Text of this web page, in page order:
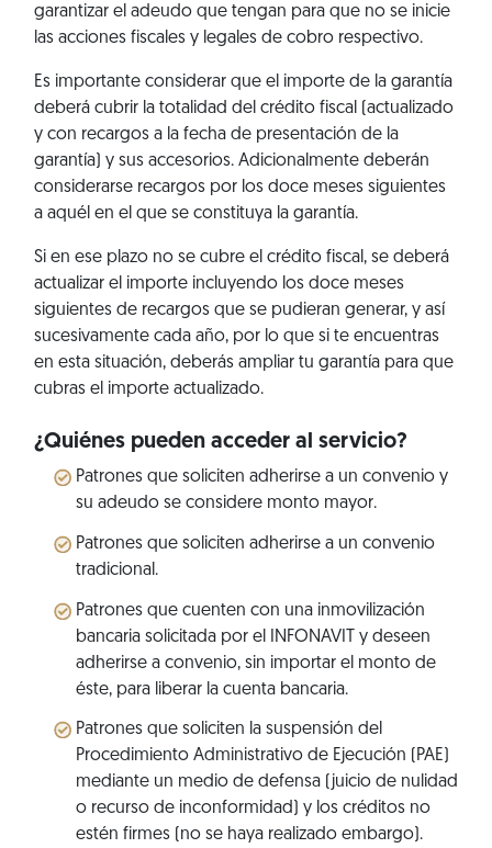
garantizar el adeudo que tengan para que no se inicie
las acciones fiscales y legales de cobro respectivo.
Es importante considerar que el importe de la garantía
deberá cubrir la totalidad del crédito fiscal (actualizado
y con recargos a la fecha de presentación de la
garantía) y sus accesorios. Adicionalmente deberán
considerarse recargos por los doce meses siguientes
a aquél en el que se constituya la garantía.
Si en ese plazo no se cubre el crédito fiscal, se deberá
actualizar el importe incluyendo los doce meses
siguientes de recargos que se pudieran generar, y así
sucesivamente cada año, por lo que si te encuentras
en esta situación, deberás ampliar tu garantía para que
cubras el importe actualizado.
¿Quiénes pueden acceder al servicio?
Patrones que soliciten adherirse a un convenio y
su adeudo se considere monto mayor.
Patrones que soliciten adherirse a un convenio
tradicional.
Patrones que cuenten con una inmovilización
bancaria solicitada por el INFONAVIT y deseen
adherirse a convenio, sin importar el monto de
éste, para liberar la cuenta bancaria.
Patrones que soliciten la suspensión del
Procedimiento Administrativo de Ejecución (PAE)
mediante un medio de defensa (juicio de nulidad
o recurso de inconformidad) y los créditos no
estén firmes (no se haya realizado embargo).